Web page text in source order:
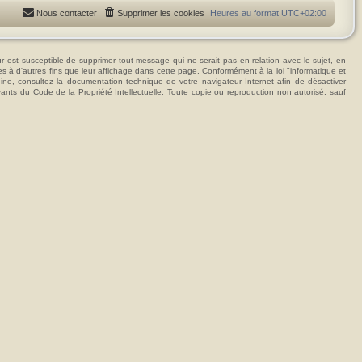
Heures au formatUTC+02:00
Supprimer les cookies
Nous contacter
susceptible de supprimer tout message qui ne serait pas en relation avec le sujet, en
à d'autres fins que leur affichage dans cette page. Conformément à la loi "informatique et
consultez la documentation technique de votre navigateur Internet afin de désactiver
du Code de la Propriété Intellectuelle. Toute copie ou reproduction non autorisé, sauf